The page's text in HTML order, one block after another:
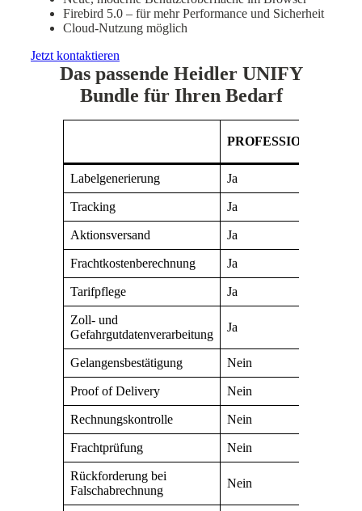
Firebird 5.0 – für mehr Performance und Sicherheit
Cloud-Nutzung möglich
Jetzt kontaktieren
Das passende Heidler UNIFY
Bundle für Ihren Bedarf
PROFESSIONAL
Labelgenerierung Ja
Tracking Ja
Aktionsversand Ja
Frachtkostenberechnung Ja
Tarifpflege Ja
Zoll- und
Gefahrgutdatenverarbeitung
Ja
Gelangensbestätigung Nein
Proof of Delivery Nein
Rechnungskontrolle Nein
Frachtprüfung Nein
Rückforderung bei
Falschabrechnung
Nein